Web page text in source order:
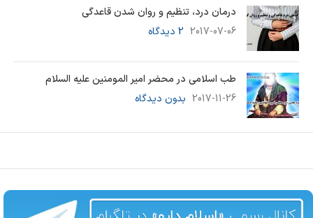
درمان درد، تنظیم و روان شدن قاعدگی
2017-07-06 2 دیدگاه
طب اسلامی در محضر امیر المومنین علیه السلام
2017-11-26 بدون دیدگاه